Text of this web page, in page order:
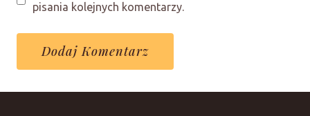
pisania kolejnych komentarzy.